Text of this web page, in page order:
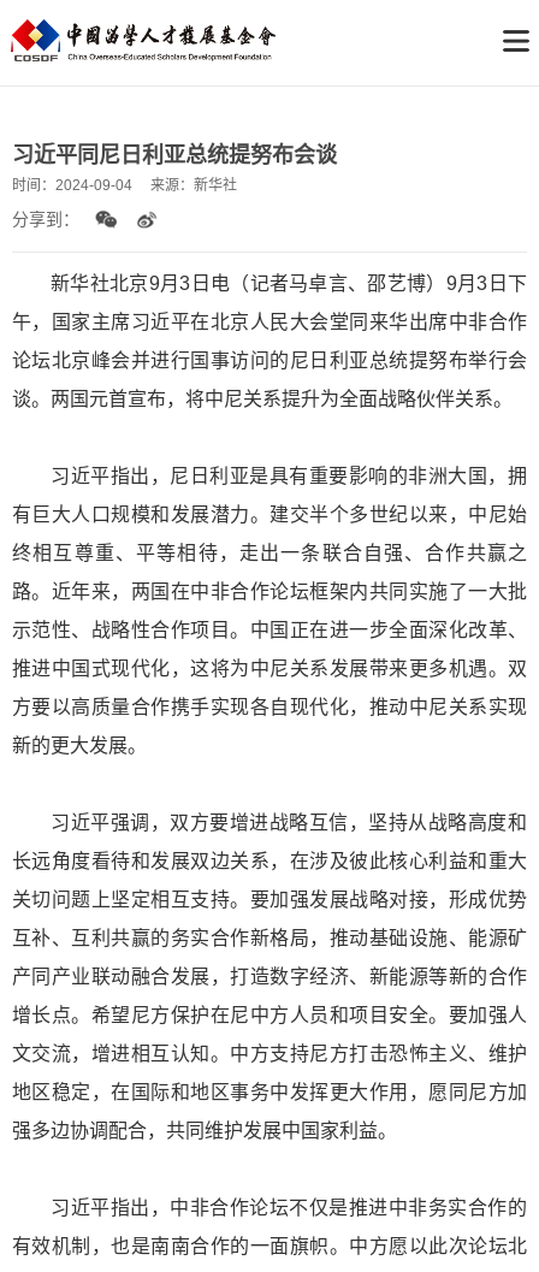
习近平同尼日利亚总统提努布会谈
时间： 2024-09-04 来源： 新华社
分享到：
新华社北京9月3日电（记者马卓言、邵艺博）9月3日下
午，国家主席习近平在北京人民大会堂同来华出席中非合作
论坛北京峰会并进行国事访问的尼日利亚总统提努布举行会
谈。两国元首宣布，将中尼关系提升为全面战略伙伴关系。
习近平指出，尼日利亚是具有重要影响的非洲大国，拥
有巨大人口规模和发展潜力。建交半个多世纪以来，中尼始
终相互尊重、平等相待，走出一条联合自强、合作共赢之
路。近年来，两国在中非合作论坛框架内共同实施了一大批
示范性、战略性合作项目。中国正在进一步全面深化改革、
推进中国式现代化，这将为中尼关系发展带来更多机遇。双
方要以高质量合作携手实现各自现代化，推动中尼关系实现
新的更大发展。
习近平强调，双方要增进战略互信，坚持从战略高度和
长远角度看待和发展双边关系，在涉及彼此核心利益和重大
关切问题上坚定相互支持。要加强发展战略对接，形成优势
互补、互利共赢的务实合作新格局，推动基础设施、能源矿
产同产业联动融合发展，打造数字经济、新能源等新的合作
增长点。希望尼方保护在尼中方人员和项目安全。要加强人
文交流，增进相互认知。中方支持尼方打击恐怖主义、维护
地区稳定，在国际和地区事务中发挥更大作用，愿同尼方加
强多边协调配合，共同维护发展中国家利益。
习近平指出，中非合作论坛不仅是推进中非务实合作的
有效机制，也是南南合作的一面旗帜。中方愿以此次论坛北